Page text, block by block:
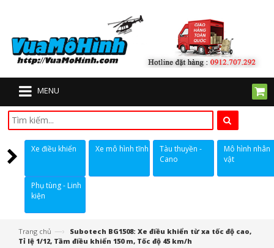
MENU
Xe điều khiển Xe mô hình tĩnh
Tàu thuyền -
Cano
Mô hình nhân
vật
Phụ tùng - Linh
kiện
Trang chủ —›
Subotech BG1508: Xe điều khiển từ xa tốc độ cao,
Tỉ lệ 1/12, Tầm điều khiển 150 m, Tốc độ 45 km/h